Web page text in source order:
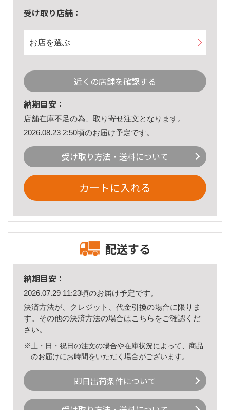
受け取り店舗：
お店を選ぶ
近くの店舗を確認する
納期目安：
店舗在庫不足の為、取り寄せ注文となります。
2026.08.23 2:50頃のお届け予定です。
受け取り方法・送料について
カートに入れる
配送する
納期目安：
2026.07.29 11:23頃のお届け予定です。
決済方法が、クレジット、代金引換の場合に限りま
す。その他の決済方法の場合はこちら をご確認くだ
さい。
※土・日・祝日の注文の場合や在庫状況によって、商品
のお届けにお時間をいただく場合がございます。
即日出荷条件について